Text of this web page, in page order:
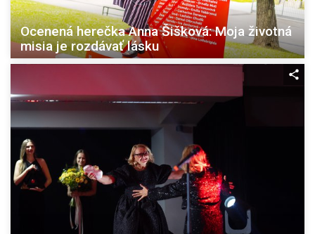
Ocenená herečka Anna Šišková: Moja životná
misia je rozdávať lásku